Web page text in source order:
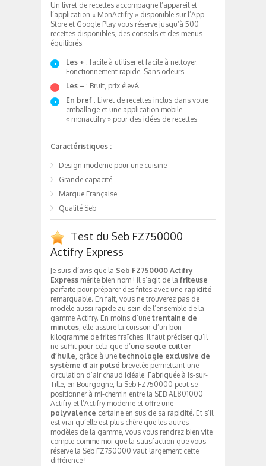
Un livret de recettes accompagne l’appareil et
l’application « MonActifry » disponible sur l’App
Store et Google Play vous réserve jusqu’à 500
recettes disponibles, des conseils et des menus
équilibrés.
Les + : facile à utiliser et facile à nettoyer.
Fonctionnement rapide. Sans odeurs.
Les – : Bruit, prix élevé.
En bref : Livret de recettes inclus dans votre
emballage et une application mobile
« monactifry » pour des idées de recettes.
Caractéristiques :
Design moderne pour une cuisine
Grande capacité
Marque Française
Qualité Seb
Test du Seb FZ750000
Actifry Express
Je suis d’avis que la Seb FZ750000 Actifry
Express mérite bien nom ! Il s’agit de la friteuse
parfaite pour préparer des frites avec une rapidité
remarquable. En fait, vous ne trouverez pas de
modèle aussi rapide au sein de l’ensemble de la
gamme Actifry. En moins d’une trentaine de
minutes, elle assure la cuisson d’un bon
kilogramme de frites fraîches. Il faut préciser qu’il
ne suffit pour cela que d’une seule cuiller
d’huile, grâce à une technologie exclusive de
système d’air pulsé brevetée permettant une
circulation d’air chaud idéale. Fabriquée à Is-sur-
Tille, en Bourgogne, la Seb FZ750000 peut se
positionner à mi-chemin entre la SEB AL801000
Actifry et l’Actifry moderne et offre une
polyvalence certaine en sus de sa rapidité. Et s’il
est vrai qu’elle est plus chère que les autres
modèles de la gamme, vous vous rendrez bien vite
compte comme moi que la satisfaction que vous
réserve la Seb FZ750000 vaut largement cette
différence !